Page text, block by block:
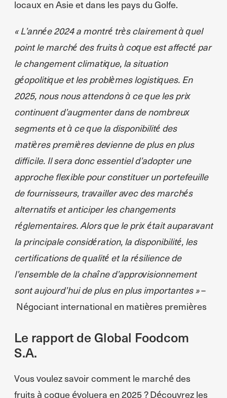
locaux en Asie et dans les pays du Golfe.
« L’année 2024 a montré très clairement à quel
point le marché des fruits à coque est affecté par
le changement climatique, la situation
géopolitique et les problèmes logistiques. En
2025, nous nous attendons à ce que les prix
continuent d’augmenter dans de nombreux
segments et à ce que la disponibilité des
matières premières devienne de plus en plus
difficile. Il sera donc essentiel d’adopter une
approche flexible pour constituer un portefeuille
de fournisseurs, travailler avec des marchés
alternatifs et anticiper les changements
réglementaires. Alors que le prix était auparavant
la principale considération, la disponibilité, les
certifications de qualité et la résilience de
l’ensemble de la chaîne d’approvisionnement
sont aujourd’hui de plus en plus importantes »–
Négociant international en matières premières
Le rapport de Global Foodcom
S.A.
Vous voulez savoir comment le marché des
fruits à coque évoluera en 2025 ? Découvrez les